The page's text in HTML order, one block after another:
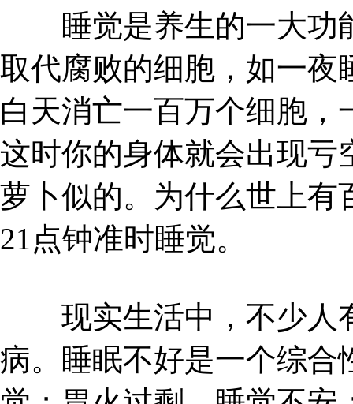
睡觉是养生的一大功
取代腐败的细胞，如一夜
白天消亡一百万个细胞
这时你的身体就会出现亏
萝卜似的。为什么世上有
21点钟准时睡觉。
现实生活中，不少人
病。睡眠不好是一个综合